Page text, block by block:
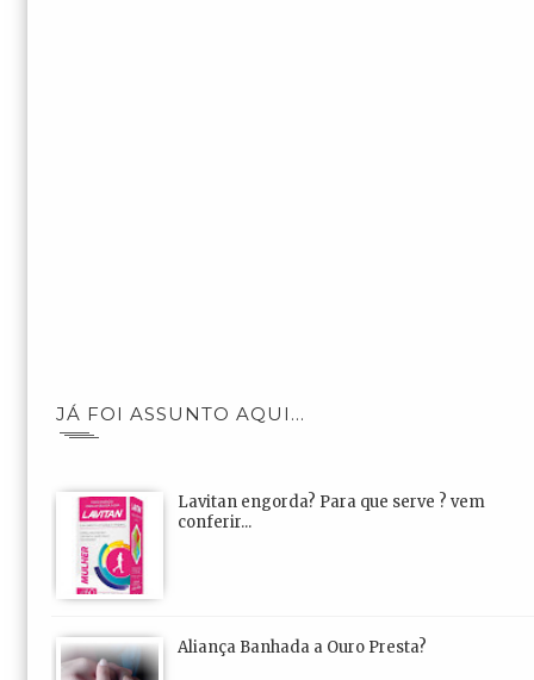
JÁ FOI ASSUNTO AQUI...
Lavitan engorda? Para que serve ? vem
conferir...
Aliança Banhada a Ouro Presta?